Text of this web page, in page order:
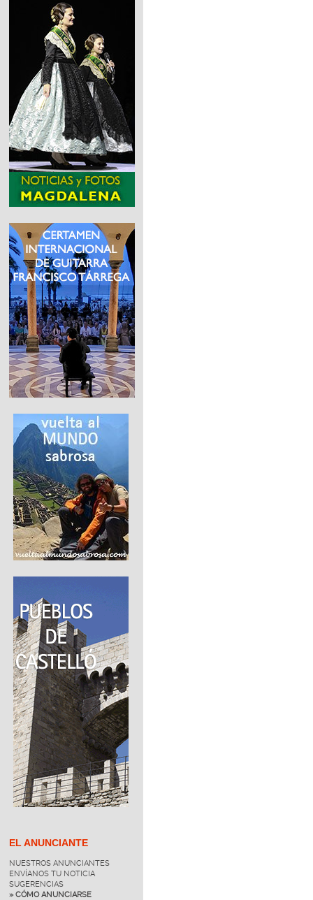
EL ANUNCIANTE
NUESTROS ANUNCIANTES
ENVÍANOS TU NOTICIA
SUGERENCIAS
» CÓMO ANUNCIARSE